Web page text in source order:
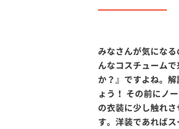
みなさんが気にな
んなコスチューム
か？』ですよね。
ょう！ その前にノ
の衣装に少し触れ
す。洋装であれば